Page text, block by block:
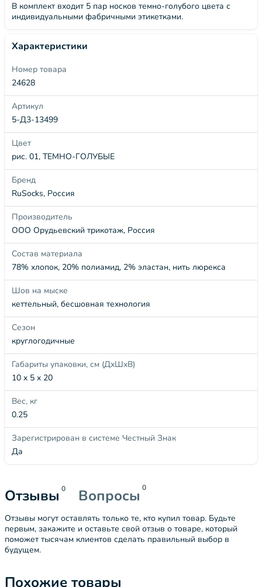
В комплект входит 5 пар носков темно-голубого цвета с
индивидуальными фабричными этикетками.
Характеристики
Номер товара
24628
Артикул
5-Д3-13499
Цвет
рис. 01, ТЕМНО-ГОЛУБЫЕ
Бренд
RuSocks, Россия
Производитель
ООО Орудьевский трикотаж, Россия
Состав материала
78% хлопок, 20% полиамид, 2% эластан, нить люрекса
Шов на мыске
кеттельный, бесшовная технология
Сезон
круглогодичные
Габариты упаковки, см (ДхШхВ)
10 x 5 x 20
Вес, кг
0.25
Зарегистрирован в системе Честный Знак
Да
Отзывы 0 Вопросы 0
Отзывы могут оставлять только те, кто купил товар. Будьте
первым, закажите и оставьте свой отзыв о товаре, который
поможет тысячам клиентов сделать правильный выбор в
будущем.
Похожие товары